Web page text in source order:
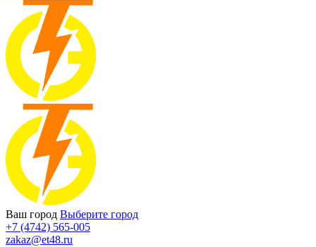
Ваш город Выберите город
+7 (4742) 565-005
zakaz@et48.ru